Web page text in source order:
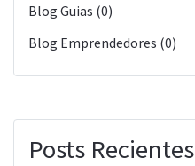
Blog Guias (0)
Blog Emprendedores (0)
Posts Recientes